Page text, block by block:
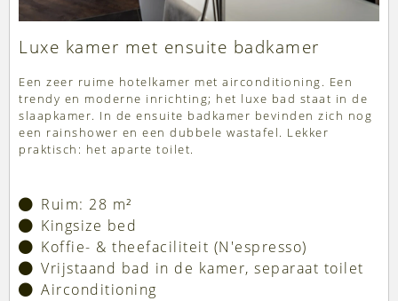
Luxe kamer met ensuite badkamer
Een zeer ruime hotelkamer met airconditioning. Een
trendy en moderne inrichting; het luxe bad staat in de
slaapkamer. In de ensuite badkamer bevinden zich nog
een rainshower en een dubbele wastafel. Lekker
praktisch: het aparte toilet.
Ruim: 28 m²
Kingsize bed
Koffie- & theefaciliteit (N'espresso)
Vrijstaand bad in de kamer, separaat toilet
Airconditioning